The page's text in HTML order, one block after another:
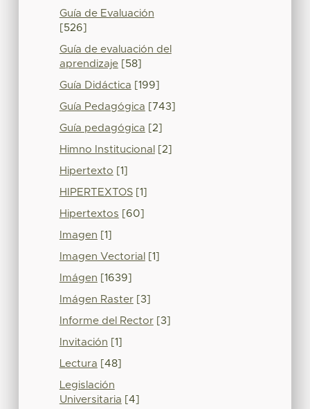
Guía de Evaluación
[526]
Guía de evaluación del
aprendizaje[58]
Guía Didáctica [199]
Guía Pedagógica [743]
Guía pedagógica [2]
Himno Institucional [2]
Hipertexto [1]
HIPERTEXTOS[1]
Hipertextos [60]
Imagen [1]
Imagen Vectorial [1]
Imágen [1639]
Imágen Raster[3]
Informe del Rector[3]
Invitación [1]
Lectura [48]
Legislación
Universitaria [4]